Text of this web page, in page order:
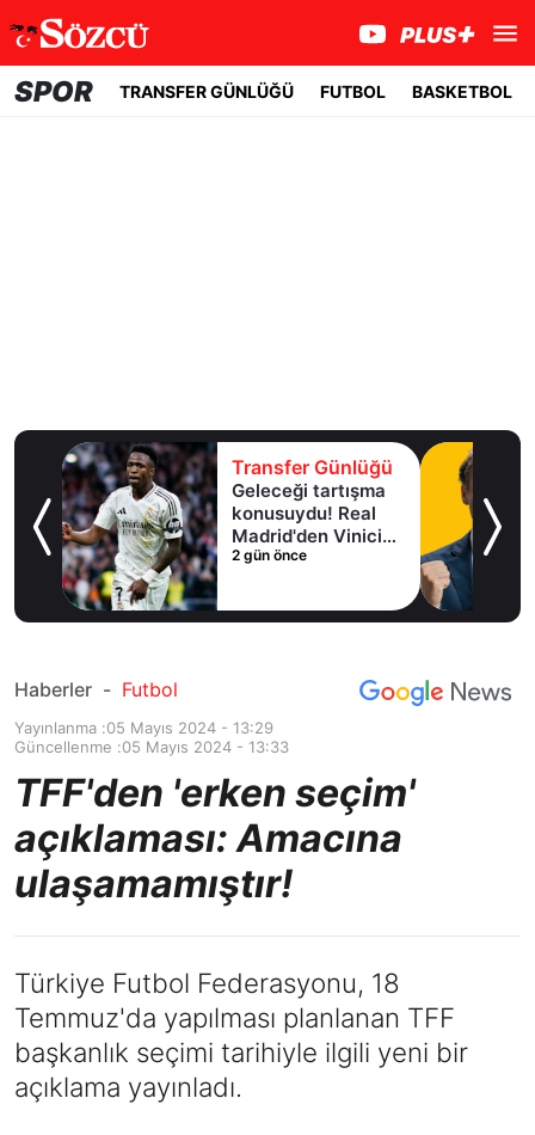
SPOR TRANSFER GÜNLÜĞÜ FUTBOL BASKETBOL
Transfer Günlüğü
Geleceği tartışma
konusuydu! Real
Madrid'den Vinicius
Junior kararı
2 gün önce
Haberler - Futbol
Yayınlanma :05 Mayıs 2024 - 13:29
Güncellenme :05 Mayıs 2024 - 13:33
TFF'den 'erken seçim'
açıklaması: Amacına
ulaşamamıştır!
Türkiye Futbol Federasyonu, 18
Temmuz'da yapılması planlanan TFF
başkanlık seçimi tarihiyle ilgili yeni bir
açıklama yayınladı.